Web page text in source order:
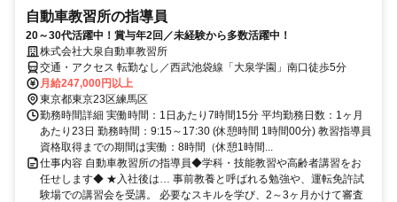
自動車教習所の指導員
20～30代活躍中！賞与年2回／未経験から多数活躍中！
株式会社大泉自動車教習所
交通・アクセス 転勤なし／西武池袋線「大泉学園」南口徒歩5分
月給247,000円以上
東京都東京23区練馬区
勤務時間詳細 実働時間：1日あたり7時間15分 平均勤務日数：1ヶ月
あたり23日 勤務時間：9:15～17:30 (休憩時間 1時間00分) 教習指導員
資格取得までの期間は実働：8時間（休憩1時間...
仕事内容 自動車教習所の指導員◆学科・技能教習や高齢者講習をお
任せします◆ ★入社後は… 事前教養と呼ばれる勉強や、運転免許試
験場での講習会を受講。 必要なスキルを学び、2～3ヶ月かけて審査